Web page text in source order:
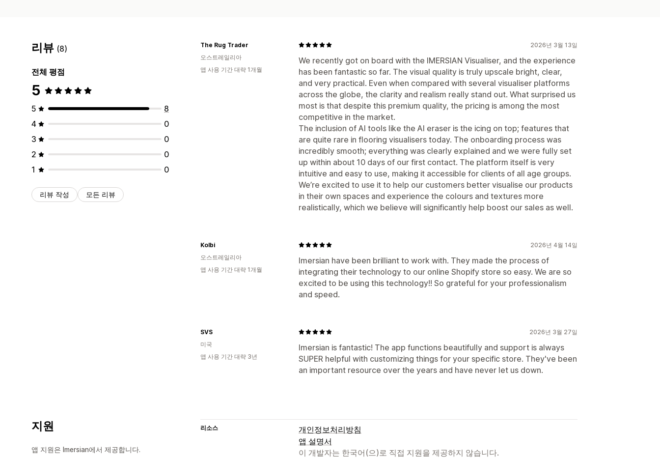
리뷰 (8)
전체 평점
5
5
8
4
0
3
0
2
0
1
0
리뷰 작성 모든 리뷰
2026년 3월 13일
We recently got on board with the IMERSIAN Visualiser, and the experience
has been fantastic so far. The visual quality is truly upscale bright, clear,
and very practical. Even when compared with several visualiser platforms
across the globe, the clarity and realism really stand out. What surprised us
most is that despite this premium quality, the pricing is among the most
competitive in the market.
The inclusion of AI tools like the AI eraser is the icing on top; features that
are quite rare in flooring visualisers today. The onboarding process was
incredibly smooth; everything was clearly explained and we were fully set
up within about 10 days of our first contact. The platform itself is very
intuitive and easy to use, making it accessible for clients of all age groups.
We’re excited to use it to help our customers better visualise our products
in their own spaces and experience the colours and textures more
realistically, which we believe will significantly help boost our sales as well.
The Rug Trader
오스트레일리아
앱 사용 기간 대략 1개월
2026년 4월 14일
Imersian have been brilliant to work with. They made the process of
integrating their technology to our online Shopify store so easy. We are so
excited to be using this technology!! So grateful for your professionalism
and speed.
Kolbi
오스트레일리아
앱 사용 기간 대략 1개월
2026년 3월 27일
Imersian is fantastic! The app functions beautifully and support is always
SUPER helpful with customizing things for your specific store. They've been
an important resource over the years and have never let us down.
SVS
미국
앱 사용 기간 대략 3년
지원
앱 지원은 Imersian에서 제공합니다.
리소스
개인정보처리방침
앱 설명서
이 개발자는 한국어(으)로 직접 지원을 제공하지 않습니다.